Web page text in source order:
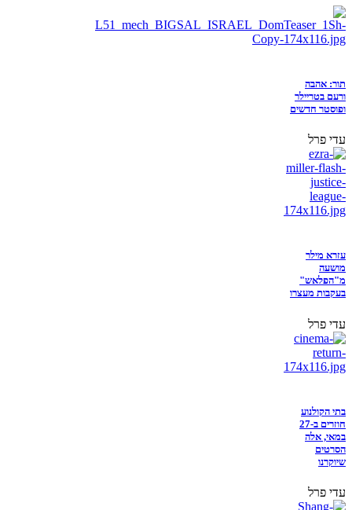
תור: אהבה
ורעם בטריילר
ופוסטר חדשים
עדי פרל
עזרא מילר
מושעה
מ"הפלאש"
בעקבות מעצרו
עדי פרל
בתי הקולנוע
חוזרים ב-27
במאי, אלה
הסרטים
שיוקרנו
עדי פרל